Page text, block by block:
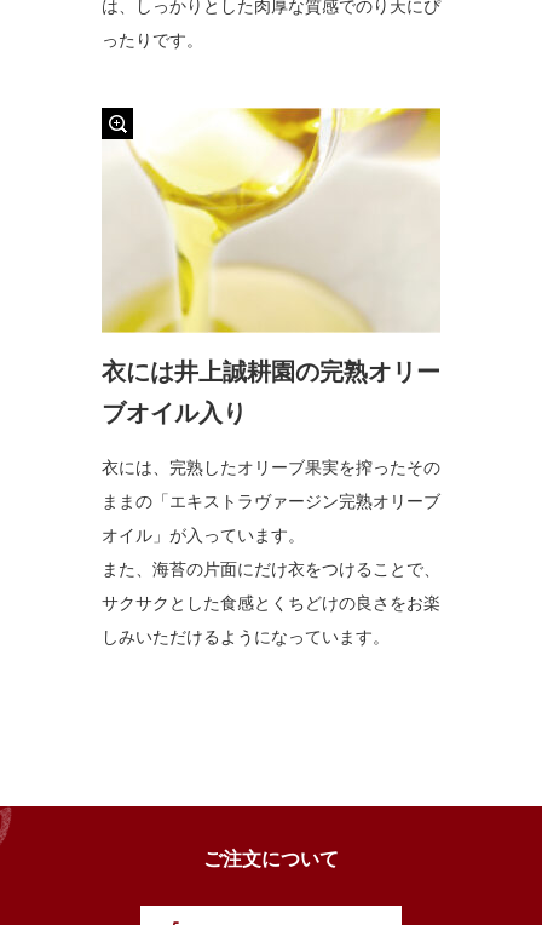
は、しっかりとした肉厚な質感でのり天にぴ
ったりです。
衣には井上誠耕園の完熟オリー
ブオイル入り
衣には、完熟したオリーブ果実を搾ったその
ままの「エキストラヴァージン完熟オリーブ
オイル」が入っています。
また、海苔の片面にだけ衣をつけることで、
サクサクとした食感とくちどけの良さをお楽
しみいただけるようになっています。
ご注文について